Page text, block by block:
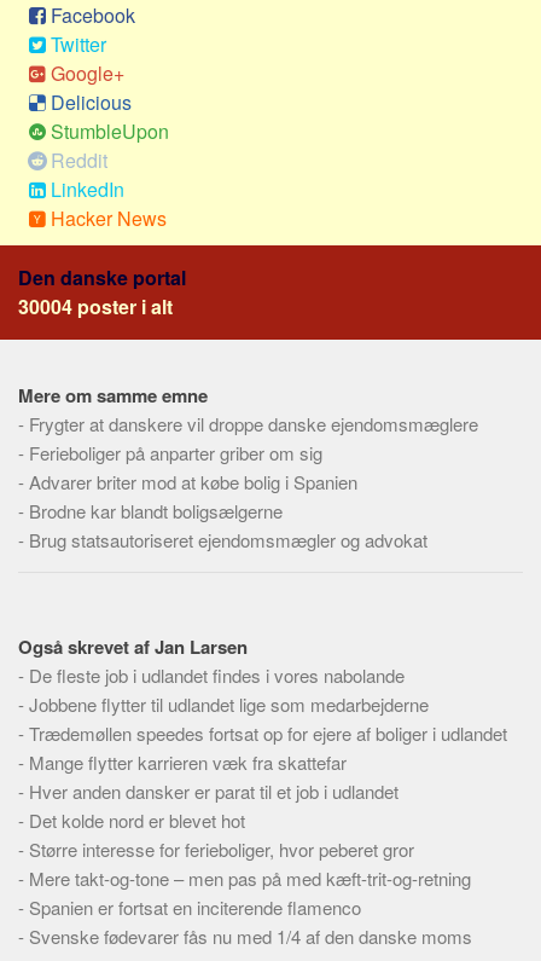
Forbrug
Social sikring og sundhed
Transport
Alle
Aspekter
Køb og salg
Økonomi
Jura og regler
Skatter og afgifter
Praktisk
Alle
Meta
Dokumenttyper
Personer
Steder
Kilder
Om
Webstedet
Forhistorien
Redigering
Tekstannoncer
Bannere
Facebook
Twitter
Google+
Delicious
StumbleUpon
Reddit
LinkedIn
Hacker News
Den danske portal
30004 poster i alt
Mere om samme emne
- Frygter at danskere vil droppe danske ejendomsmæglere
- Ferieboliger på anparter griber om sig
-Advarer briter mod at købe bolig i Spanien
- Brodne kar blandt boligsælgerne
- Brug statsautoriseret ejendomsmægler og advokat
Også skrevet af Jan Larsen
- De fleste job i udlandet findes i vores nabolande
-Jobbene flytter til udlandet lige som medarbejderne
-Trædemøllen speedes fortsat op for ejere af boliger i udlandet
- Mange flytter karrieren væk fra skattefar
- Hver anden dansker er parat til et job i udlandet
- Det kolde nord er blevet hot
- Større interesse for ferieboliger, hvor peberet gror
- Mere takt-og-tone – men pas på med kæft-trit-og-retning
- Spanien er fortsat en inciterende flamenco
- Svenske fødevarer fås nu med 1/4 af den danske moms